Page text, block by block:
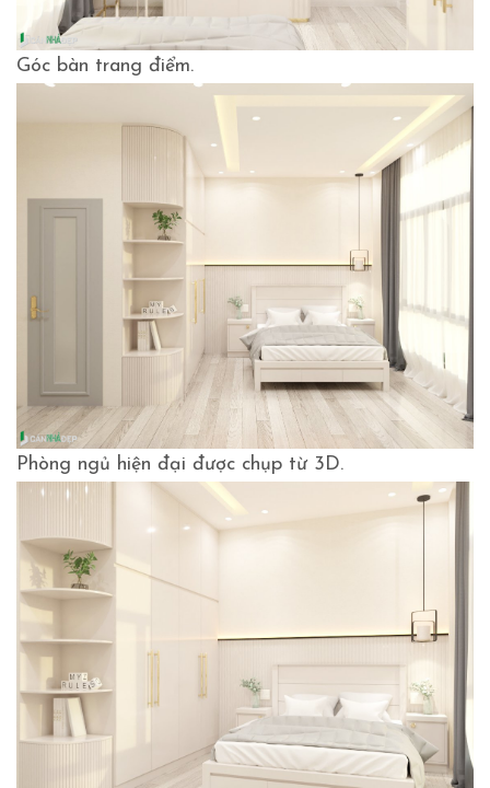
Góc bàn trang điểm.
Phòng ngủ hiện đại được chụp từ 3D.